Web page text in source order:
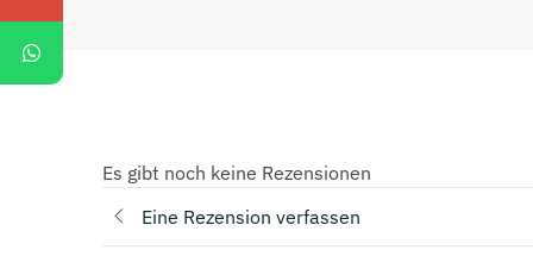
Es gibt noch keine Rezensionen
Eine Rezension verfassen